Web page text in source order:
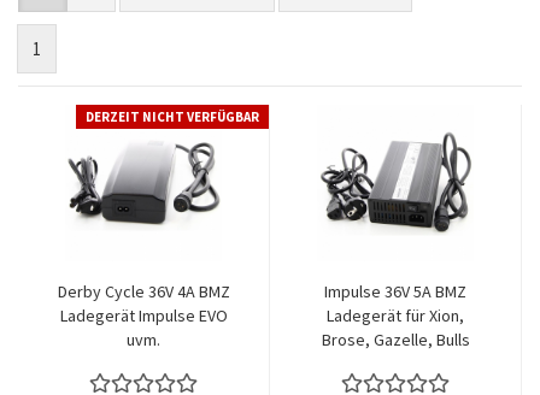
1
DERZEIT NICHT VERFÜGBAR
Derby Cycle 36V 4A BMZ
Ladegerät Impulse EVO
uvm.
Impulse 36V 5A BMZ
Ladegerät für Xion,
Brose, Gazelle, Bulls